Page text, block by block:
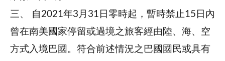
三、
自2021年3月31日零時起，暫時禁止15日內
曾在南美國家停留或過境之旅客經由陸、海、空
方式入境巴國。符合前述情況之巴國國民或具有